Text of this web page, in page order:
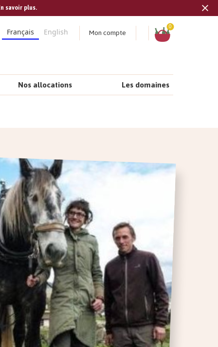
savoir plus.
Français English Mon compte
Panier
0
Nos allocations Les domaines